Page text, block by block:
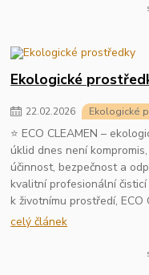
Ekologické
22.02.2026 Ekologické
⭐ ECO CLEAMEN –
úklid dnes není
účinnost, bezpečnost a
kvalitní profesionální
k životnímu prostředí, ECO
celý článek